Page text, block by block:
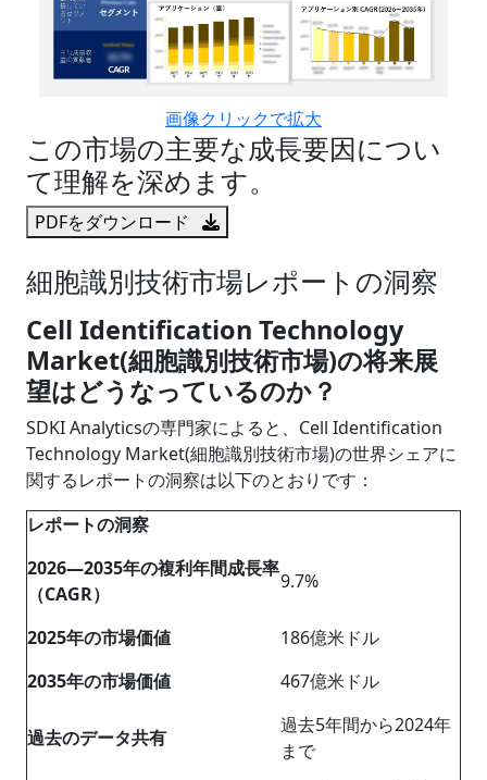
画像クリックで拡大
この市場の主要な成長要因につい
て理解を深めます。
PDFをダウンロード
細胞識別技術市場レポートの洞察
Cell Identification Technology
Market(細胞識別技術市場)の将来展
望はどうなっているのか？
SDKI Analyticsの専門家によると、Cell Identification
Technology Market(細胞識別技術市場)の世界シェアに
関するレポートの洞察は以下のとおりです：
レポートの洞察
2026―2035年の複利年間成長率
（CAGR）
9.7%
2025年の市場価値
186億米ドル
2035年の市場価値
467億米ドル
過去のデータ共有
過去5年間から2024年
まで